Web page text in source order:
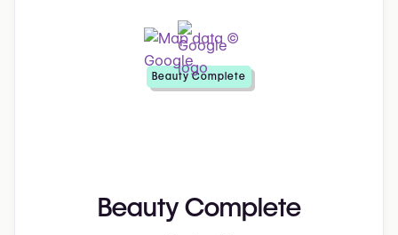
Beauty Complete
Beauty Complete